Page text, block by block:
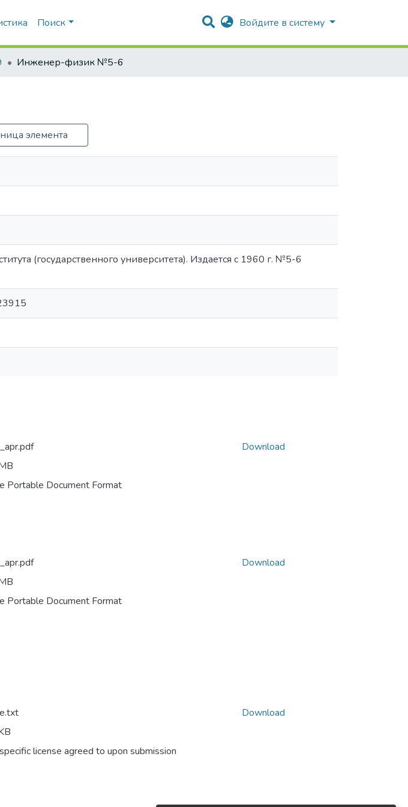
Поиск Войдите в систему
Инженер-физик №5-6
элемента
(государственного университета). Издается с 1960 г. №5-6
Portable Document Format
Download
Portable Document Format
Download
license agreed to upon submission
Download